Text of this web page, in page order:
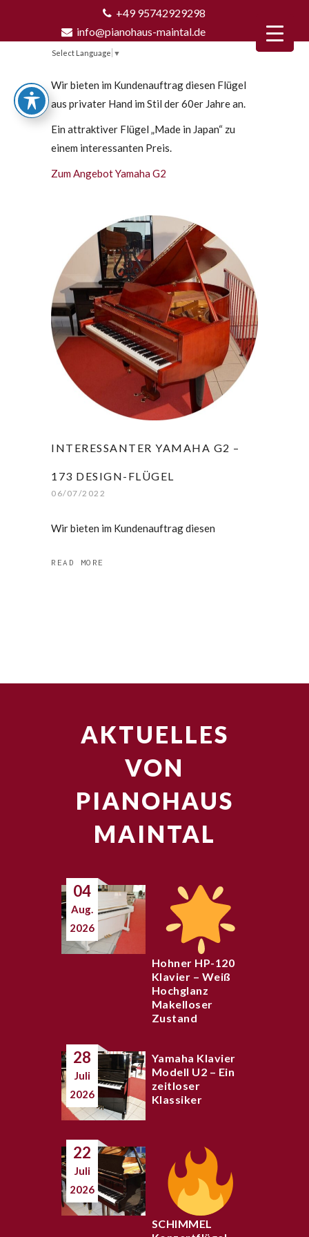
+49 95742929298
info@pianohaus-maintal.de
Select Language ▼
Wir bieten im Kundenauftrag diesen Flügel
aus privater Hand im Stil der 60er Jahre an.
Ein attraktiver Flügel „Made in Japan“ zu
einem interessanten Preis.
Zum Angebot Yamaha G2
INTERESSANTER YAMAHA G2 –
173 DESIGN-FLÜGEL
06/07/2022
Wir bieten im Kundenauftrag diesen
READ MORE
AKTUELLES
VON
PIANOHAUS
MAINTAL
04
Aug.
2026
Hohner HP-120
Klavier – Weiß
Hochglanz
Makelloser
Zustand
28
Juli
2026
Yamaha Klavier
Modell U2 – Ein
zeitloser
Klassiker
22
Juli
2026
SCHIMMEL